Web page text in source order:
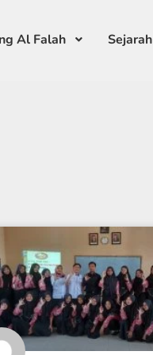
Al Falah Sejarah